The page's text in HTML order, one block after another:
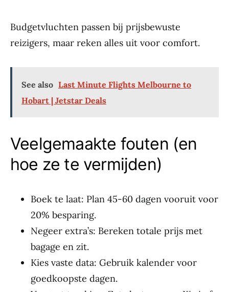
Budgetvluchten passen bij prijsbewuste
reizigers, maar reken alles uit voor comfort.
See also Last Minute Flights Melbourne to
Hobart | Jetstar Deals
Veelgemaakte fouten (en
hoe ze te vermijden)
Boek te laat: Plan 45-60 dagen vooruit voor
20% besparing.
Negeer extra’s: Bereken totale prijs met
bagage en zit.
Kies vaste data: Gebruik kalender voor
goedkoopste dagen.